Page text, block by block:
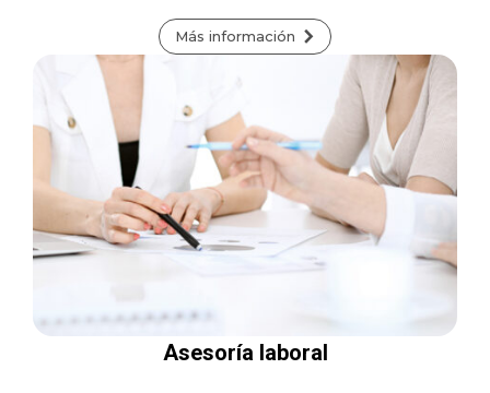
Más información
Asesoría laboral